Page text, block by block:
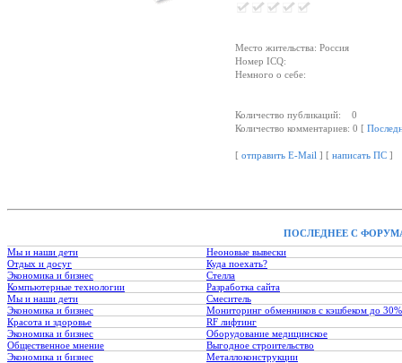
Место жительства: Россия
Номер ICQ:
Немного о себе:
Количество публикаций: 0
Количество комментариев: 0 [
[отправить E-Mail ] [написать ПС ]
ПОСЛЕДНЕЕ С
Мы и наши дети
Неоновые вывески
Отдых и досуг
Куда поехать?
Экономика и бизнес
Стелла
Компьютерные технологии
Разработка сайта
Мы и наши дети
Смеситель
Экономика и бизнес
Мониторинг обменников с кэшбеком до 30%
Красота и здоровье
RF лифтинг
Экономика и бизнес
Оборудование медицинское
Общественное мнение
Выгодное строительство
Экономика и бизнес
Металлоконструкции